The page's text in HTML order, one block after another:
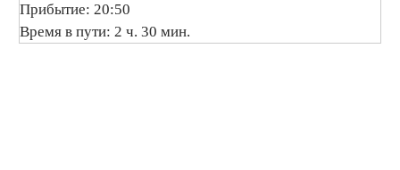
Прибытие: 20:50
Время в пути: 2 ч. 30 мин.